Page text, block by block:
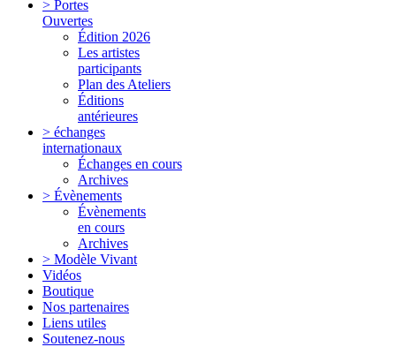
> Portes
Ouvertes
Édition 2026
Les artistes
participants
Plan des Ateliers
Éditions
antérieures
> échanges
internationaux
Échanges en cours
Archives
> Évènements
Évènements
en cours
Archives
> Modèle Vivant
Vidéos
Boutique
Nos partenaires
Liens utiles
Soutenez-nous